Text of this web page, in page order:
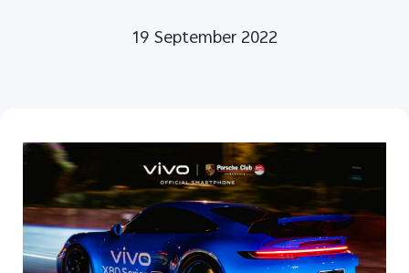
Indonesia | Pilih negara/wilayah
19 September 2022